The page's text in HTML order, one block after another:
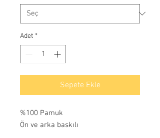
Adet *
Sepete Ekle
%100 Pamuk
Ön ve arka baskılı